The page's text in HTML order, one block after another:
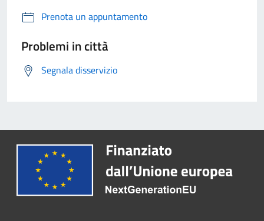
Prenota un appuntamento
Problemi in città
Segnala disservizio